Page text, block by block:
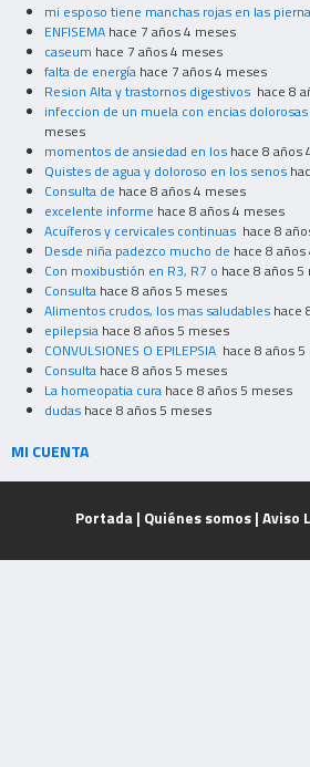
mi esposo tiene manchas rojas en las
ENFISEMA hace 7 años 4 meses
caseum hace 7 años 4 meses
falta de energía hace 7 años 4 meses
Resion Alta y trastornos digestivos hace 8
infeccion de un muela con encias
meses
momentos de ansiedad en los hace 8 años
Quistes de agua y doloroso en los senos
Consulta de hace 8 años 4 meses
excelente informe hace 8 años 4 meses
Acuíferos y cervicales continuas hace 8
Desde niña padezco mucho de hace 8
Con moxibustión en R3, R7 o hace 8 años
Consulta hace 8 años 5 meses
Alimentos crudos, los mas saludables hace
epilepsia hace 8 años 5 meses
CONVULSIONES O EPILEPSIA hace 8 años
Consulta hace 8 años 5 meses
La homeopatia cura hace 8 años 5 meses
dudas hace 8 años 5 meses
MI CUENTA
Portada | Quiénes somos| Aviso